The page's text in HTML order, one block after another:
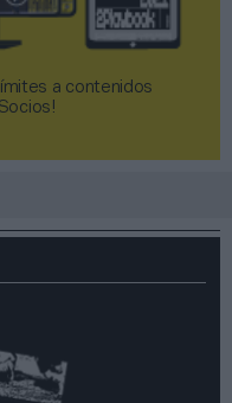
a contenidos